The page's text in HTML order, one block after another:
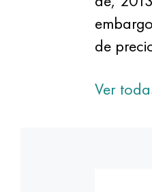
de
Ver